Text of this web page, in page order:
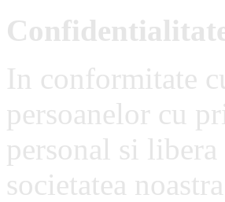
In conformitate
persoanelor cu
personal si
societatea